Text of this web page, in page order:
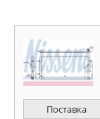
Поставка